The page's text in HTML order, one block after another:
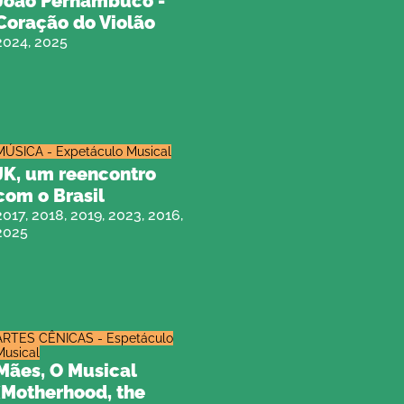
do Violão
2025
- Expetáculo Musical
um reencontro
o Brasil
2018, 2019, 2023, 2016,
CÊNICAS - Espetáculo
O Musical
the